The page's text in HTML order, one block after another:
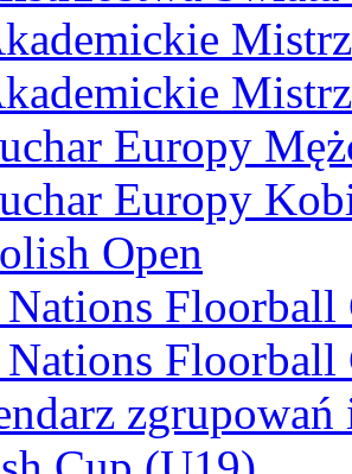
Europy
Europy
Open
Floorball
Nations Floorball